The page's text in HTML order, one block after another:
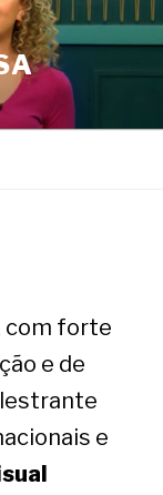
com forte
e de
e